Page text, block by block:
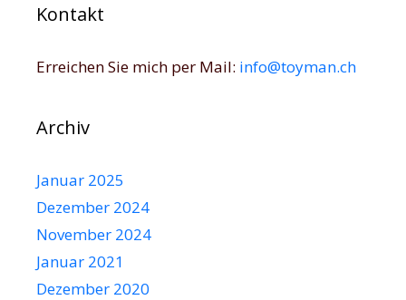
Kontakt
Erreichen Sie mich per Mail: info@toyman.ch
Archiv
Januar 2025
Dezember 2024
November 2024
Januar 2021
Dezember 2020